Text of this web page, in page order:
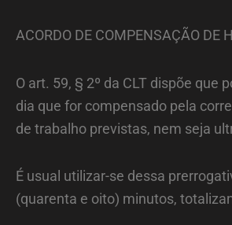
ACORDO DE COMPENSAÇÃO DE
O art. 59, § 2º da CLT dispõe
dia que for compensado pela
de trabalho previstas, nem seja
É usual utilizar-se dessa
(quarenta e oito) minutos,